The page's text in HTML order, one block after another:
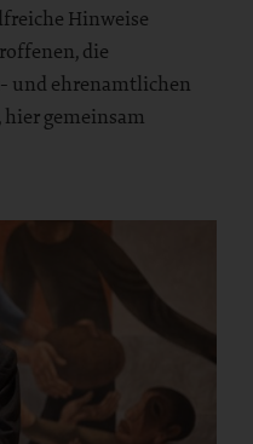
Hinweise
die
und ehrenamtlichen
gemeinsam